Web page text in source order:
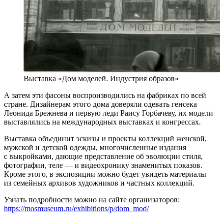
Выставка «Дом моделей. Индустрия образов»
А затем эти фасоны воспроизводились на фабриках по всей
стране. Дизайнерам этого дома доверяли одевать генсека
Леонида Брежнева и первую леди Раису Горбачеву, их модели
выставлялись на международных выставках и конгрессах.
Выставка объединит эскизы и проекты коллекций женской,
мужской и детской одежды, многочисленные издания
с выкройками, дающие представление об эволюции стиля,
фотографии, теле — и видеохронику знаменитых показов.
Кроме этого, в экспозиции можно будет увидеть материалы
из семейных архивов художников и частных коллекций.
Узнать подробности можно на сайте организаторов:
https://mosmuseum.ru/exhibitions/p/dom_mod/